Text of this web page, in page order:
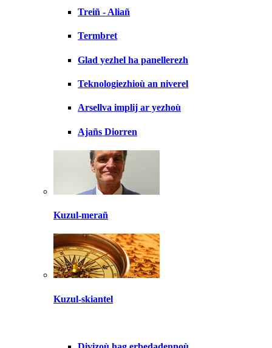
Treiñ - Aliañ
Termbret
Glad yezhel ha panellerezh
Teknologiezhioù an niverel
Arsellva implij ar yezhoù
Ajañs Diorren
Kuzul-merañ
Kuzul-skiantel